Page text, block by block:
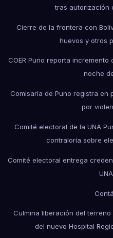
tras autorización
Cierre de la frontera con
huevos y otros
COER Puno reporta
noche
Comisaría de Puno registra en
por
Comité electoral de la UNA
contraloría sobre
Comité electoral entrega
Culmina liberación del
del nuevo Hospital